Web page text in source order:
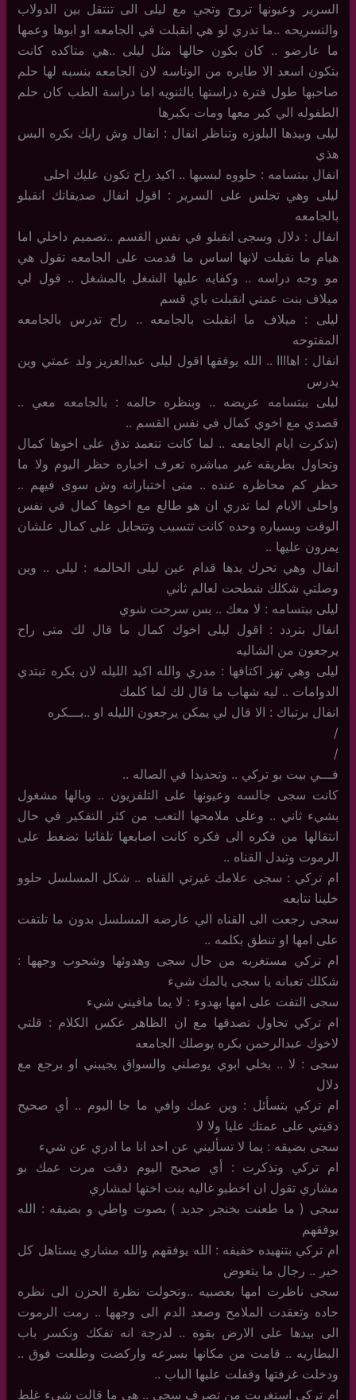
السرير وعيونها تروح وتجي مع ليلى الى تنتقل بين الدولاب
والتسريحه ..ما تدري لو هي انقبلت في الجامعه او ابوها وعمها
ما عارضو .. كان بكون حالها مثل ليلى ..هي متاكده كانت
بتكون اسعد الا طايره من الوناسه لان الجامعه بنسبه لها حلم
صاحبها طول فترة دراستها بالثنويه اما دراسة الطب كان حلم
الطفوله الي كبر معها ومات بكبرها
ليلى وبيدها البلوزه وتناظر انفال : انفال وش رايك بكره البس
هذي
انفال ببتسامه : حلووه لبسيها .. اكيد راح تكون عليك احلى
ليلى وهي تجلس على السرير : اقول انفال صديقاتك انقبلو
بالجامعه
انفال : دلال وسجى انقبلو في نفس القسم ..تصميم داخلي اما
هيام ما نقبلت لانها اساس ما قدمت على الجامعه تقول هي
مو وجه دراسه .. وكفايه عليها الشغل بالمشغل .. قول لي
ميلاف بنت عمتي انقبلت باي قسم
ليلى : ميلاف ما انقبلت بالجامعه .. راح تدرس بالجامعه
المفتوحه
انفال : اهاااا .. الله يوفقها اقول ليلى عبدالعزيز ولد عمتي وين
يدرس
ليلى ببتسامه عريضه .. وبنظره حالمه : بالجامعه معي ..
قصدي مع اخوي كمال في نفس القسم ..
(تذكرت ايام الجامعه .. لما كانت تتعمد تدق على اخوها كمال
وتحاول بطريقه غير مباشره تعرف اخباره حظر اليوم ولا ما
حظر كم محاظره عنده .. متى اختباراته وش سوى فيهم ..
واحلى الايام لما تدري ان هو طالع مع اخوها كمال في نفس
الوقت وبسياره وحده كانت تتسبب وتتحايل على كمال علشان
يمرون عليها ..
انفال وهي تحرك يدها قدام عين ليلى الحالمه : ليلى .. وين
وصلتي شكلك شطحت لعالم ثاني
ليلى ببتسامه : لا معك .. بس سرحت شوي
انفال بتردد : اقول ليلى اخوك كمال ما قال لك متى راح
يرجعون من الشاليه
ليلى وهي تهز اكتافها : مدري والله اكيد الليله لان بكره تبتدي
الدوامات .. ليه شهاب ما قال لك لما كلمك
انفال برتباك : الا قال لي يمكن يرجعون الليله او ..بـــكره
/
/
فـــي بيت بو تركي .. وتحديدا في الصاله ..
كانت سجى جالسه وعيونها على التلفزيون .. وبالها مشغول
بشيء ثاني .. وعلى ملامحها التعب من كثر التفكير في حال
انتقالها من فكره الى فكره كانت اصابعها تلقائيا تضغط على
الرموت وتبدل القناه ..
ام تركي : سجى علامك غيرتي القناه .. شكل المسلسل حلوو
خلينا نتابعه
سجى رجعت الى القناه الي عارضه المسلسل بدون ما تلتفت
على امها او تنطق بكلمه ..
ام تركي مستغربه من حال سجى وهدوئها وشحوب وجهها :
شكلك تعبانه يا سجى يالمك شيء
سجى التفت على امها بهدوء : لا يما مافيني شيء
ام تركي تحاول تصدقها مع ان الظاهر عكس الكلام : قلتي
لاخوك عبدالرحمن بكره يوصلك الجامعه
سجى : لا .. بخلي ابوي يوصلني والسواق يجيبني او برجع مع
دلال
ام تركي بتسأئل : وين عمك وافي ما جا اليوم .. أي صحيح
دقيتي على عمتك عليا ولا لا
سجى بضيقه : يما لا تسأليني عن احد انا ما ادري عن شيء
ام تركي وتذكرت : أي صحيح اليوم دقت مرت عمك بو
مشاري تقول ان اخطبو غاليه بنت اختها لمشاري
سجى ( ما طعنت بخنجر جديد ) بصوت واطي و بضيقه : الله
يوفقهم
ام تركي بتنهيده خفيفه : الله يوفقهم والله مشاري يستاهل كل
خير .. رجال ما يتعوض
سجى ناظرت امها بعصبيه ..وتحولت نظرة الحزن الى نظره
حاده وتعقدت الملامح وصعد الدم الى وجهها .. رمت الرموت
الى بيدها على الارض بقوه .. لدرجة انه تفكك ونكسر باب
البطاريه .. قامت من مكانها بسرعه واركضت وطلعت فوق ..
ودخلت غرفتها وقفلت عليها الباب ..
ام تركي استغربت من تصرف سجى .. هي ما قالت شيء غلط